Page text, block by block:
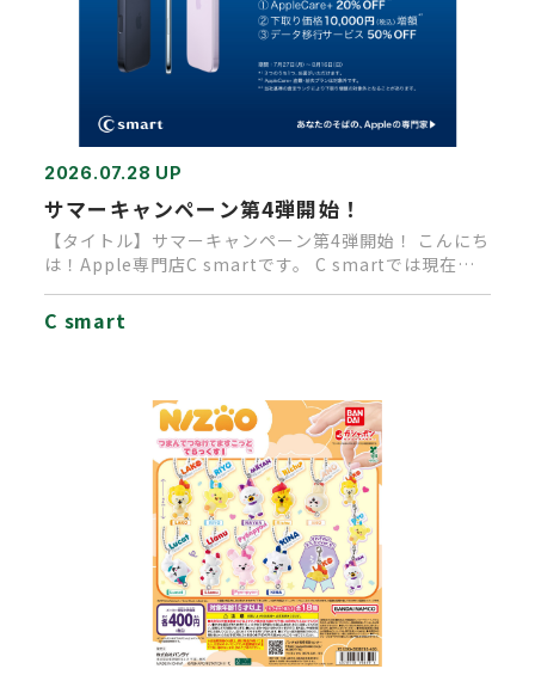
2026.07.28 UP
サマーキャンペーン第4弾開始！
【タイトル】サマーキャンペーン第4弾開始！ こんにち
は！Apple専門店C smartです。 C smartでは現在、
C smart